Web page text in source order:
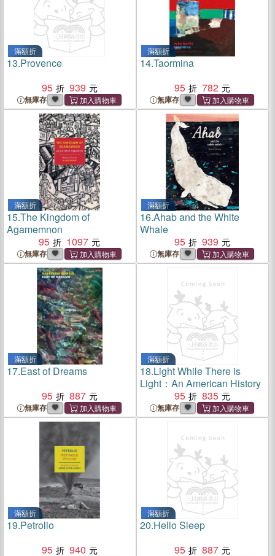
滿額折
13.Provence
95
939
無庫存
滿額折
14.Taormina
95
782
無庫存
滿額折
15.The Kingdom of
Agamemnon
95
1097
無庫存
滿額折
16.Ahab and the White
Whale
95
939
無庫存
滿額折
17.East of Dreams
95
887
無庫存
滿額折
18.Light While There is
Light：An American History
95
835
無庫存
滿額折
19.Petrolio
95
940
滿額折
20.Hello Sleep
95
887